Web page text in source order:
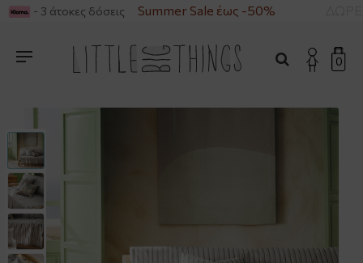
ΤΩΝ 49€ Summer Sale έως -50%
- 3 άτοκες δόσεις
0